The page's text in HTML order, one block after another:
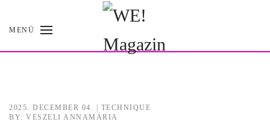
Skip
MENÜ
2025. DECEMBER 04.
TECHNIQUE
BY: VESZELI ANNAMÁRIA